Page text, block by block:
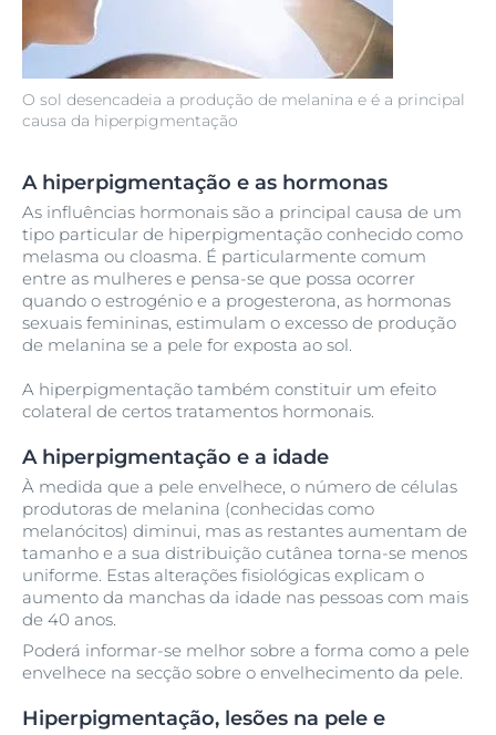
O sol desencadeia a produção de melanina e é a principal
causa da hiperpigmentação
A hiperpigmentação e as hormonas
As influências hormonais são a principal causa de um
tipo particular de hiperpigmentação conhecido como
melasma ou cloasma. É particularmente comum
entre as mulheres e pensa-se que possa ocorrer
quando o estrogénio e a progesterona, as hormonas
sexuais femininas, estimulam o excesso de produção
de melanina se a pele for exposta ao sol.
A hiperpigmentação também constituir um efeito
colateral de certos tratamentos hormonais.
A hiperpigmentação e a idade
À medida que a pele envelhece, o número de células
produtoras de melanina (conhecidas como
melanócitos) diminui, mas as restantes aumentam de
tamanho e a sua distribuição cutânea torna-se menos
uniforme. Estas alterações fisiológicas explicam o
aumento da manchas da idade nas pessoas com mais
de 40 anos.
Poderá informar-se melhor sobre a forma como a pele
envelhece na secção sobre o envelhecimento da pele.
Hiperpigmentação, lesões na pele e